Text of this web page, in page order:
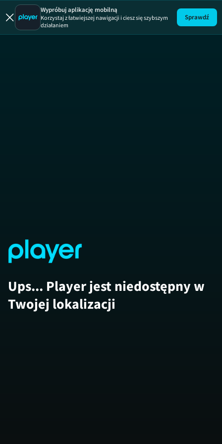
Wypróbuj aplikację mobilną
Korzystaj z łatwiejszej nawigacji i ciesz się szybszym
działaniem
Sprawdź
Ups... Player jest niedostępny w
Twojej lokalizacji